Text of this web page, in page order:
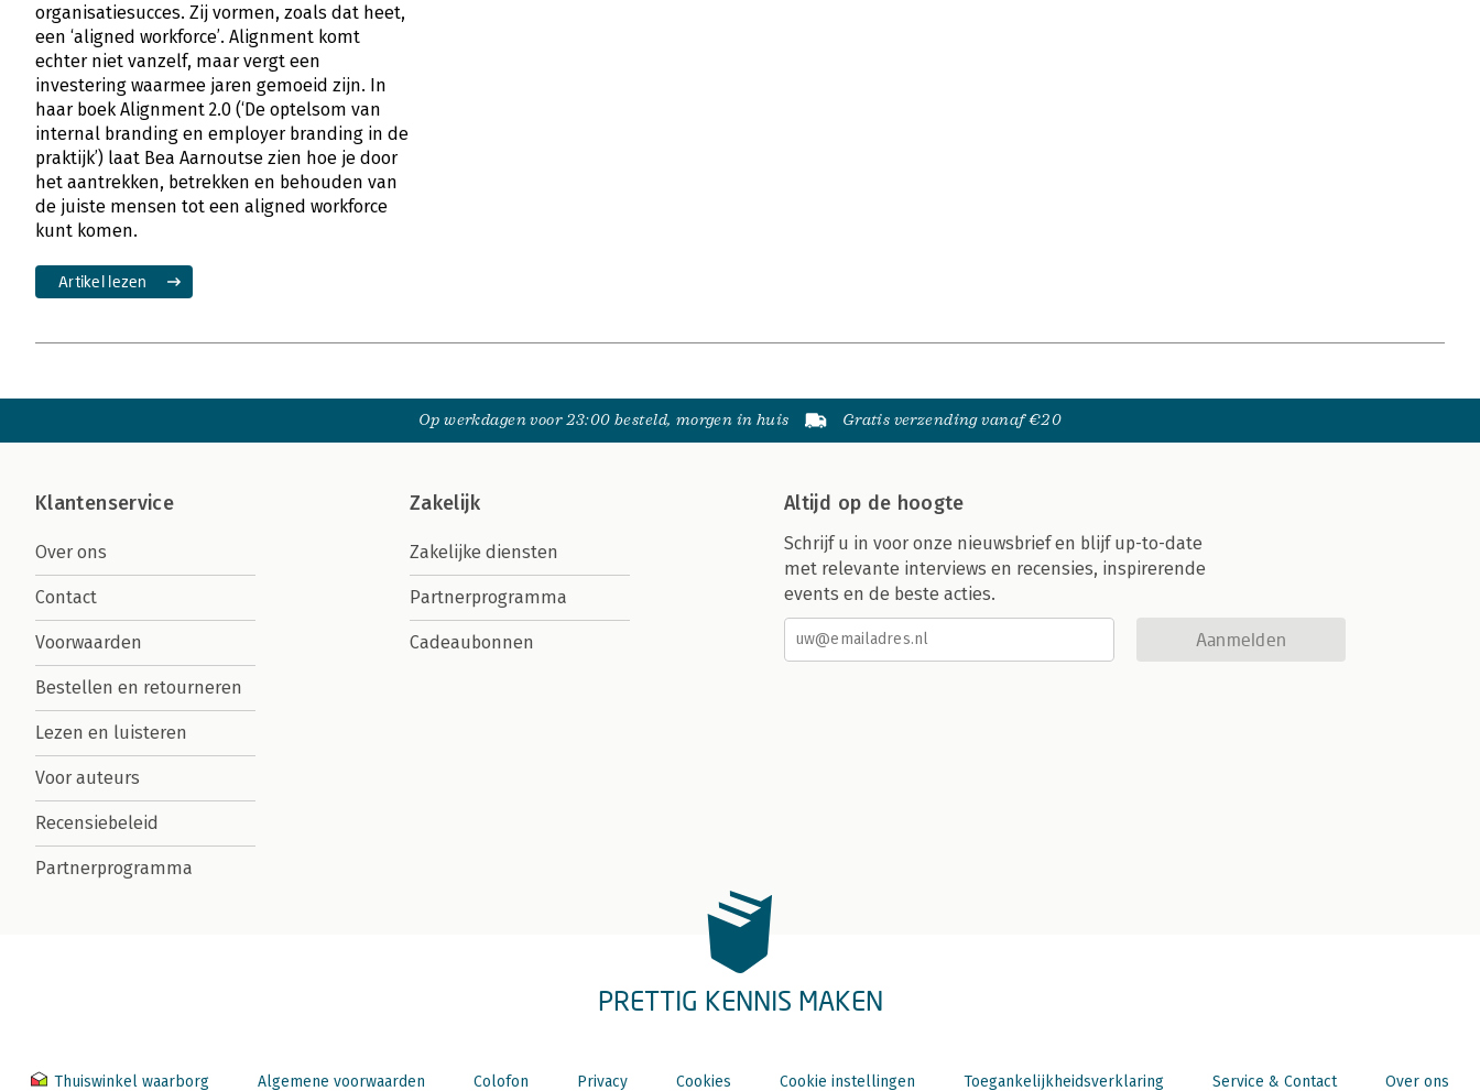
organisatiesucces. Zij vormen, zoals dat heet,
een ‘aligned workforce’. Alignment komt
echter niet vanzelf, maar vergt een
investering waarmee jaren gemoeid zijn. In
haar boek Alignment 2.0 (‘De optelsom van
internal branding en employer branding in de
praktijk’) laat Bea Aarnoutse zien hoe je door
het aantrekken, betrekken en behouden van
de juiste mensen tot een aligned workforce
kunt komen.
Artikel lezen
Op werkdagen voor 23:00 besteld, morgen in huis Gratis verzending vanaf €20
Klantenservice
Over ons
Contact
Voorwaarden
Bestellen en retourneren
Lezen en luisteren
Voor auteurs
Recensiebeleid
Partnerprogramma
Zakelijk
Zakelijke diensten
Partnerprogramma
Cadeaubonnen
Altijd op de hoogte
Schrijf u in voor onze nieuwsbrief en blijf up-to-date
met relevante interviews en recensies, inspirerende
events en de beste acties.
Aanmelden
PRETTIG KENNIS MAKEN
Thuiswinkel waarborg Algemene voorwaarden Colofon Privacy Cookies Cookie instellingen Toegankelijkheidsverklaring Service & Contact Over ons